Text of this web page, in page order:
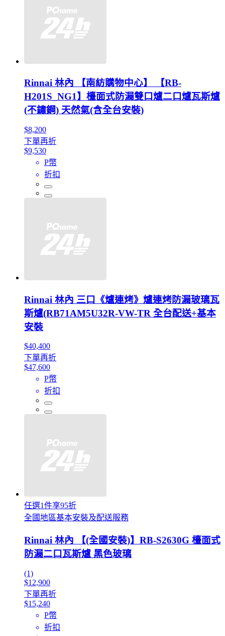
Rinnai 林內 【南紡購物中心】 【RB-
H201S_NG1】檯面式防漏雙口爐二口爐瓦斯爐
(不鏽鋼) 天然氣(含全台安裝)
$8,200
下單再折
$9,530
P幣
折扣
Rinnai 林內 三口《爐連烤》爐連烤防漏玻璃瓦
斯爐(RB71AM5U32R-VW-TR 全台配送+基本
安裝
$40,400
下單再折
$47,600
P幣
折扣
任選1件享95折
全國地區基本安裝及配送服務
Rinnai 林內 【(全國安裝)】RB-S2630G 檯面式
防漏二口瓦斯爐 黑色玻璃
(1)
$12,900
下單再折
$15,240
P幣
折扣